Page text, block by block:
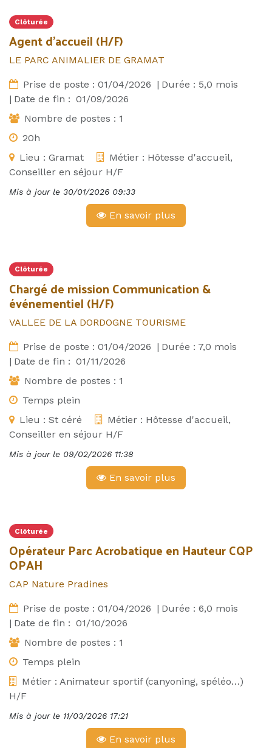
Clôturée
Agent d'accueil (H/F)
LE PARC ANIMALIER DE GRAMAT
Prise de poste : 01/04/2026 | Durée : 5,0 mois
| Date de fin : 01/09/2026
Nombre de postes : 1
20h
Lieu : Gramat Métier : Hôtesse d'accueil,
Conseiller en séjour H/F
Mis à jour le 30/01/2026 09:33
En savoir plus
Clôturée
Chargé de mission Communication &
événementiel (H/F)
VALLEE DE LA DORDOGNE TOURISME
Prise de poste : 01/04/2026 | Durée : 7,0 mois
| Date de fin : 01/11/2026
Nombre de postes : 1
Temps plein
Lieu : St céré Métier : Hôtesse d'accueil,
Conseiller en séjour H/F
Mis à jour le 09/02/2026 11:38
En savoir plus
Clôturée
Opérateur Parc Acrobatique en Hauteur CQP
OPAH
CAP Nature Pradines
Prise de poste : 01/04/2026 | Durée : 6,0 mois
| Date de fin : 01/10/2026
Nombre de postes : 1
Temps plein
Métier : Animateur sportif (canyoning, spéléo…)
H/F
Mis à jour le 11/03/2026 17:21
En savoir plus